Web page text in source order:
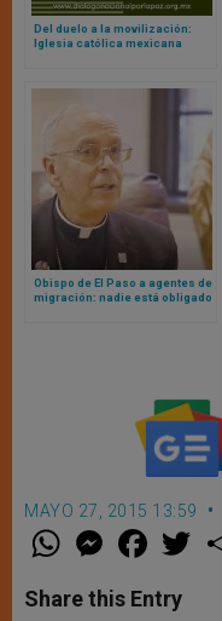
Del duelo a la movilización:
Iglesia católica mexicana
Obispo de El Paso a agentes de
migración: nadie está obligado
MAYO 27, 2015 13:59
W
t
s
M
e
s
e
F
a
e
b
w
Share this Entry